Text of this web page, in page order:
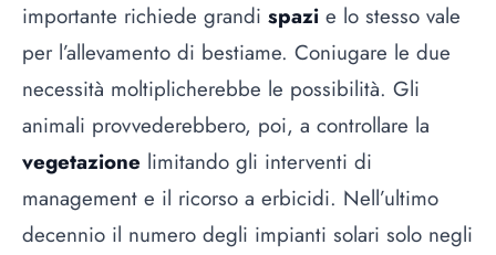
importante richiede grandi spazi e lo stesso vale
per l’allevamento di bestiame. Coniugare le due
necessità moltiplicherebbe le possibilità. Gli
animali provvederebbero, poi, a controllare la
vegetazione limitando gli interventi di
management e il ricorso a erbicidi. Nell’ultimo
decennio il numero degli impianti solari solo negli